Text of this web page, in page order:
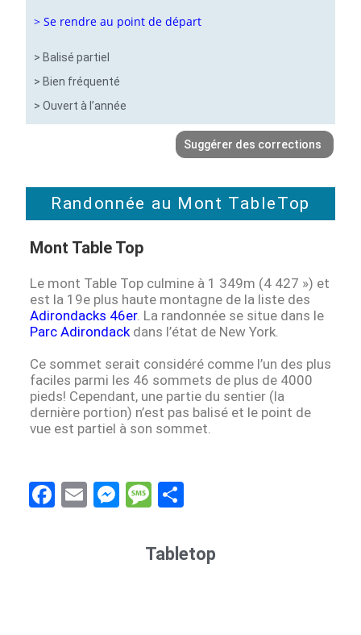
> Se rendre au point de départ
> Balisé partiel
> Bien fréquenté
> Ouvert à l’année
Suggérer des corrections
Randonnée au Mont TableTop
Mont Table Top
Le mont Table Top culmine à 1 349m (4 427 ») et
est la 19e plus haute montagne de la liste des
Adirondacks 46er. La randonnée se situe dans le
Parc Adirondackdans l’état de New York.
Ce sommet serait considéré comme l’un des plus
faciles parmi les 46 sommets de plus de 4000
pieds! Cependant, une partie du sentier (la
dernière portion) n’est pas balisé et le point de
vue est partiel à son sommet.
F
E
M
M
s
ar
Tabletop